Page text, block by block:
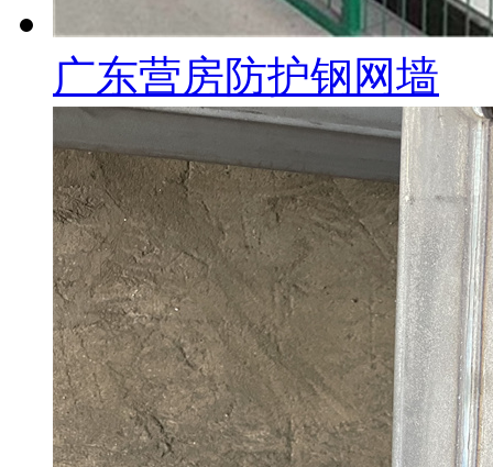
广东营房防护钢网墙